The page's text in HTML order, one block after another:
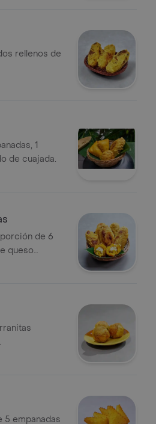
rellenos de
1
de cuajada.
de 6
queso
5 empanadas